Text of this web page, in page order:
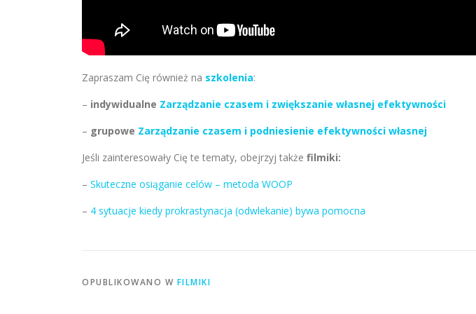
Zapraszam Cię również na szkolenia:
– indywidualne Zarządzanie czasem i zwiększanie własnej efektywności
– grupowe Zarządzanie czasem i podniesienie efektywności własnej
Jeśli zainteresowały Cię te tematy, obejrzyj także filmiki:
– Skuteczne osiąganie celów – metoda WOOP
– 4 sytuacje kiedy prokrastynacja (odwlekanie) bywa pomocna
OPUBLIKOWANO W FILMIKI